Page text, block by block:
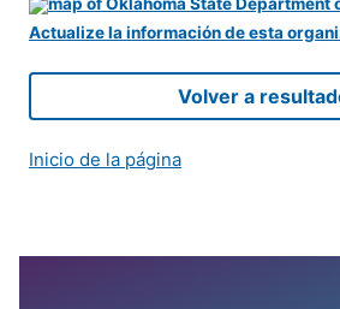
Actualize la información de esta
Volver a
Inicio de la página